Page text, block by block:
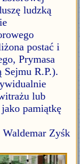
ludzką
postać i
Prymasa
Sejmu R.P.).
lub
pamiątkę
Zyśk